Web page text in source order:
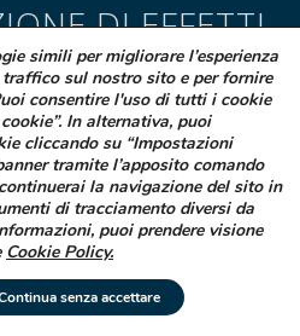
DI EFFETTI
DA FARMACI
indesiderati durante l’assunzione di
o ne hai riscontrato dei difetti puoi
al tuo medico curante, al farmacista
alla struttura sanitaria di riferimento
LEGGI COME FARE
Sociale € 750.000 i.v. Socio Unico |
(VA) - IT 00334560125 Estero Mecc.
simili per migliorare l’esperienza
sul nostro sito e per fornire
consentire l'uso di tutti i cookie
In alternativa, puoi
cliccando su “Impostazioni
tramite l’apposito comando
la navigazione del sito in
di tracciamento diversi da
puoi prendere visione
Cookie Policy.
senza accettare